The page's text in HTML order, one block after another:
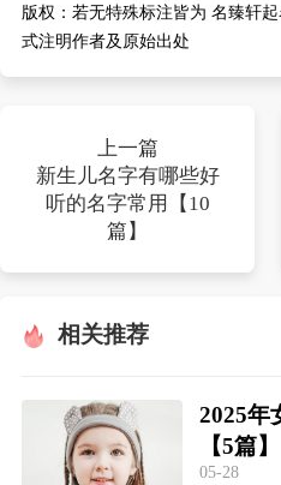
版权： 若无特殊标注皆为 名臻轩
式注明作者及原始出处
上一篇
新生儿名字有哪些好
听的名字常用【10
篇】
相关推荐
2025年
【5篇】
05-28